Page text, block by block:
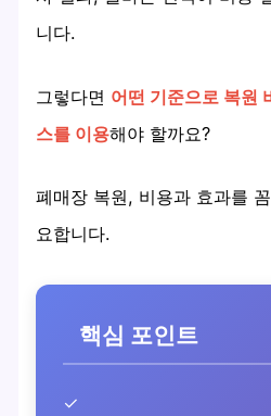
니다.
그렇다면 어떤 기준으로 복원
스를 이용해야 할까요?
폐매장 복원, 비용과 효과를
요합니다.
핵심 포인트
✓